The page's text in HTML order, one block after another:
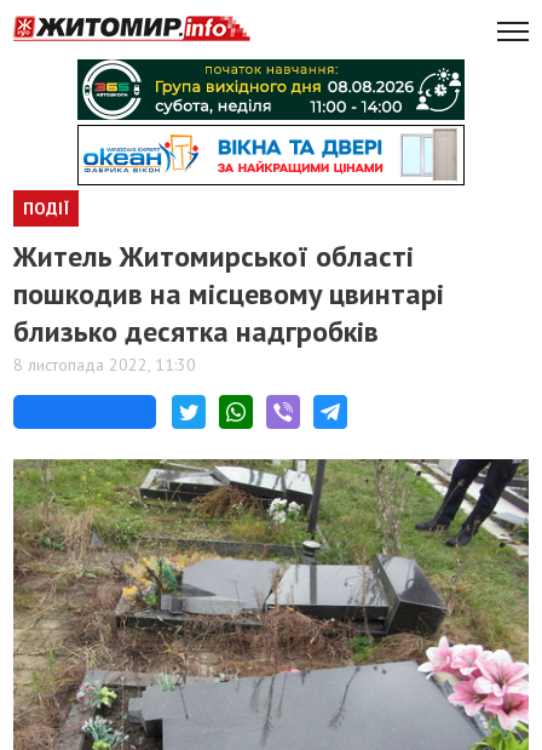
ПОДІЇ
Житель Житомирської області
пошкодив на місцевому цвинтарі
близько десятка надгробків
8 листопада 2022, 11:30